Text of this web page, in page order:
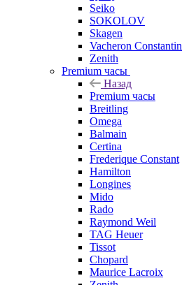
Seiko
SOKOLOV
Skagen
Vacheron Constantin
Zenith
Premium часы
Назад
Premium часы
Breitling
Omega
Balmain
Certina
Frederique Constant
Hamilton
Longines
Mido
Rado
Raymond Weil
TAG Heuer
Tissot
Chopard
Maurice Lacroix